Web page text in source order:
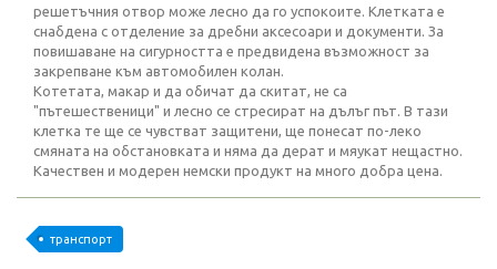
решетъчния отвор може лесно да го успокоите. Клетката е
снабдена с отделение за дребни аксесоари и документи. За
повишаване на сигурността е предвидена възможност за
закрепване към автомобилен колан.
Котетата, макар и да обичат да скитат, не са
"пътешественици" и лесно се стресират на дълъг път. В тази
клетка те ще се чувстват защитени, ще понесат по-леко
смяната на обстановката и няма да дерат и мяукат нещастно.
Качествен и модерен немски продукт на много добра цена.
транспорт